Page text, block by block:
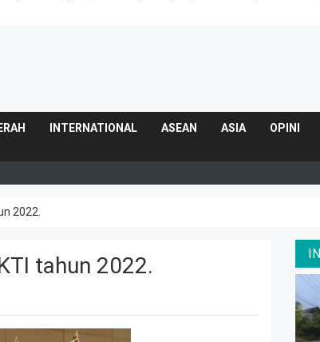
INTERNATIONAL ASEAN ASIA OPINI
2022.
tahun 2022.